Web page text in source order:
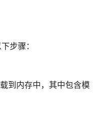
步骤：
到内存中，其中包含模